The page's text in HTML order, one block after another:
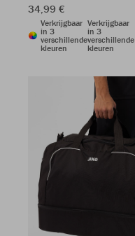
34,99 €
Verkrijgbaar
in 3
verschillende
kleuren
Verkrijgbaar
in 3
verschillende
kleuren